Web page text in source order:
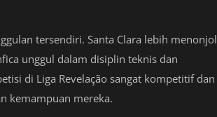
tersendiri. Santa Clara lebih menonjol
unggul dalam disiplin teknis dan
di Liga Revelação sangat kompetitif dan
kemampuan mereka.